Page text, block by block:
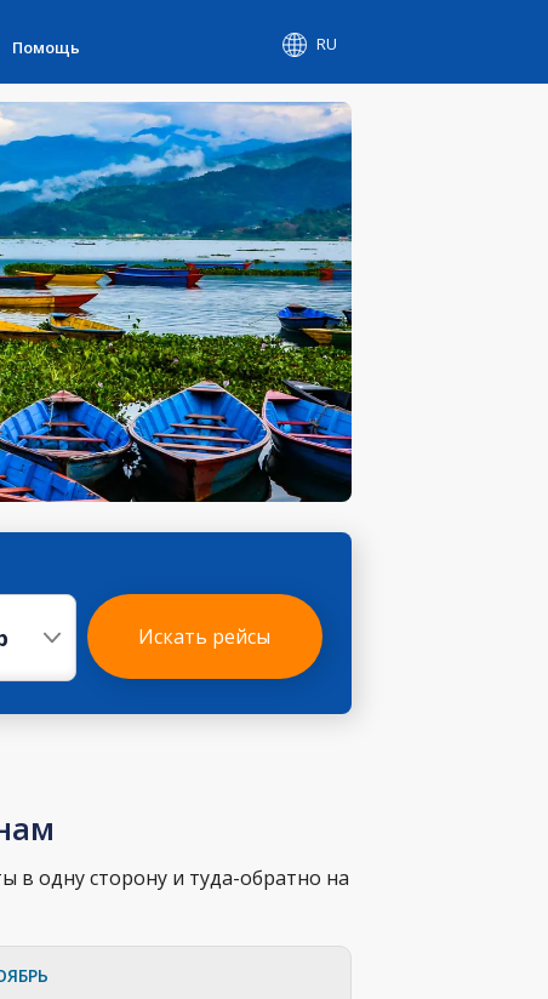
Помощь RU
Искать рейсы
в одну сторону и туда-обратно на